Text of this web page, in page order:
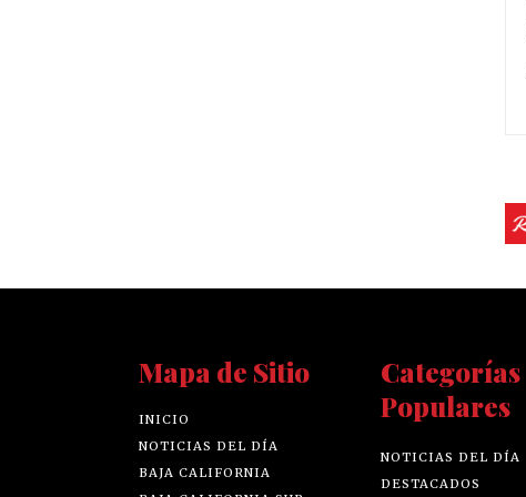
Mapa de Sitio
INICIO
NOTICIAS DEL DÍA
BAJA CALIFORNIA
Categorías
Populares
NOTICIAS DEL DÍA
DESTACADOS